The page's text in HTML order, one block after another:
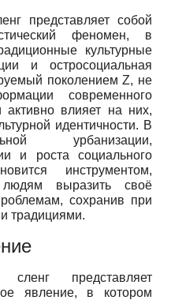
представляет собой
феномен, в
культурные
и остросоциальная
поколением Z, не
современного
активно влияет на них,
идентичности. В
урбанизации,
и роста социального
инструментом,
выразить своё
сохранив при
традициями.
сленг представляет
явление, в котором